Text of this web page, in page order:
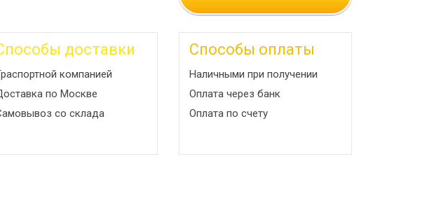
доставки
компанией
по Москве
со склада
Способы оплаты
Наличными при получении
Оплата через банк
Оплата по счету